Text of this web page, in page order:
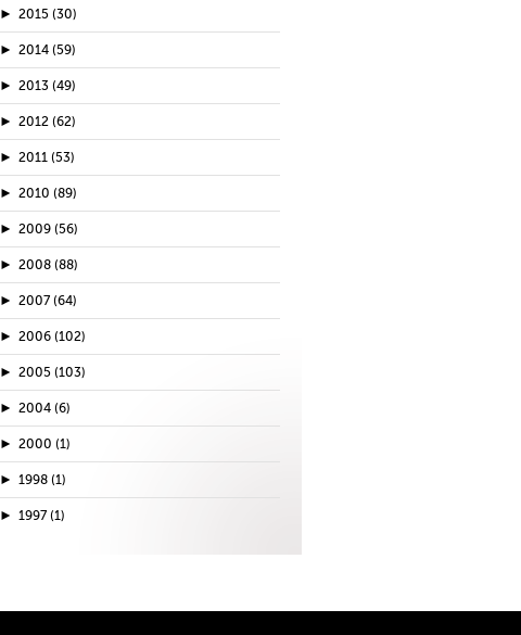
► 2015 (30)
► 2014 (59)
► 2013 (49)
► 2012 (62)
► 2011 (53)
► 2010 (89)
► 2009 (56)
► 2008 (88)
► 2007 (64)
► 2006 (102)
► 2005 (103)
► 2004 (6)
► 2000 (1)
► 1998 (1)
► 1997 (1)